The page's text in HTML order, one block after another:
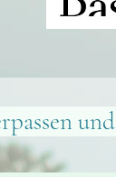
und